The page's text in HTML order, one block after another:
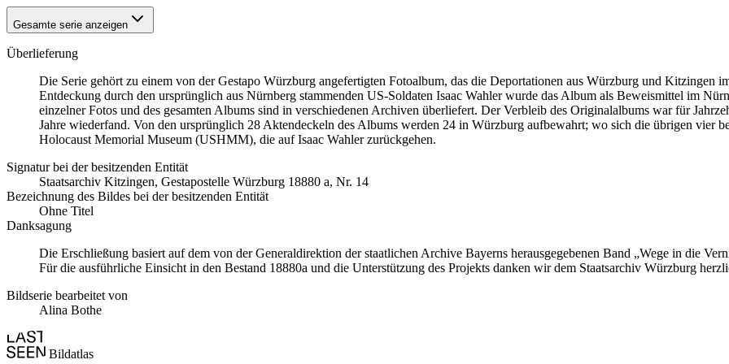
Gesamte serie anzeigen
Überlieferung
Die Serie gehört zu einem von der Gestapo Würzburg angefertigten Fotoalbum, das die Deportationen aus Würzburg und
Entdeckung durch den ursprünglich aus Nürnberg stammenden US-Soldaten Isaac Wahler wurde das Album als Beweismittel im
einzelner Fotos und des gesamten Albums sind in verschiedenen Archiven überliefert. Der Verbleib des Originalalbums war für
Jahre wiederfand. Von den ursprünglich 28 Aktendeckeln des Albums werden 24 in Würzburg aufbewahrt; wo sich die übrigen vier
Holocaust Memorial Museum (USHMM), die auf Isaac Wahler zurückgehen.
Signatur bei der besitzenden Entität
Staats­ar­chiv Kit­zin­gen, Ge­sta­po­stel­le Würz­burg 18880 a, Nr. 14
Bezeichnung des Bildes bei der besitzenden Entität
Ohne Titel
Danksagung
Die Erschließung basiert auf dem von der Generaldirektion der staatlichen Archive Bayerns herausgegebenen Band „Wege in die
Für die ausführliche Einsicht in den Bestand 18880a und die Unterstützung des Projekts danken wir dem Staatsarchiv Würzburg
Bildserie bearbeitet von
Alina Bothe
Bildatlas